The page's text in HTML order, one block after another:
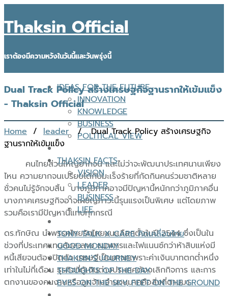
Thaksin Official
เราต้องมีความหวังในวันนี้และวันพรุ่งนี้
IDEAS FOR THE FUTURE
INNOVATION
KNOWLEDGE
BUSINESS
POLITICAL VIEW
THAKSIN FACTS
VISION
LEADER
BUSINESS
LIFE
TONY TALK X CARE คิดเคลื่อนไทย
GOOD MONDAY
THAKSIN’S JOURNEY
THOUGHTS OF THE DAY
EYES ON THE SKY, FEET ON THE GROUND
Dual Track Policy สร้างเศรษฐกิจฐานรากให้เข้มแข็ง
- Thaksin Official
Home / leader/ Dual Track Policy สร้างเศรษฐกิจ
ฐานรากให้เข้มแข็ง
คนไทยส่วนใหญ่ยากจน และไม่ว่าจะพัฒนาประเทศนานเพียง
ไหน ความยากจนเปรียบได้กับมะเร็งร้ายที่กัดกินคนร่วมชาติหลาย
ชั่วคนไม่รู้จักจบสิ้น บางภูมิภาคอาจมีปัญหานี้หนักกว่าภูมิภาคอื่น
บางภาคเศรษฐกิจอาจเผชิญภาวะนี้รุนแรงเป็นพิเศษ แต่โดยภาพ
รวมคือเรามีปัญหานี้แทบทุกกรณี
ดร.ทักษิณ นำพรรคไทยรักไทยชนะเลือกตั้งในปี 2544 ซึ่งเป็นใน
ช่วงที่ประเทศแทบล้มละลาย ธนาคารและไฟแนนซ์กว่าห้าสิบแห่งมี
หนี้เสียจนต้องปิดตัว เศรษฐีเป็นยาจกเพราะค่าเงินบาทตกต่ำหนึ่ง
เท่าในไม่กี่เดือน ธุรกิจที่กู้เงินต่างประเทศต้องเลิกกิจการ และการ
ตกงานของคนงานหรือลูกจ้างจำนวนมากคือสิ่งที่ตามมา